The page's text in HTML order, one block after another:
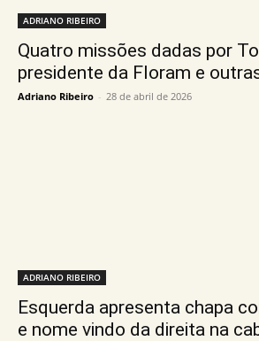
ADRIANO RIBEIRO
Quatro missões dadas por
presidente da Floram e
Adriano Ribeiro - 28 de abril de 2026
ADRIANO RIBEIRO
Esquerda apresenta chapa
e nome vindo da direita na